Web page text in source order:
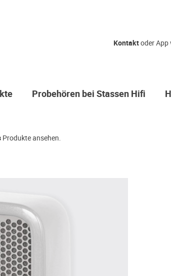
Kontaktoder App
Probehören bei Stassen Hifi
Produkte ansehen.